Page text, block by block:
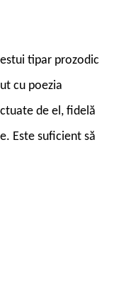
tipar prozodic
cu poezia
de el, fidelă
Este suficient să